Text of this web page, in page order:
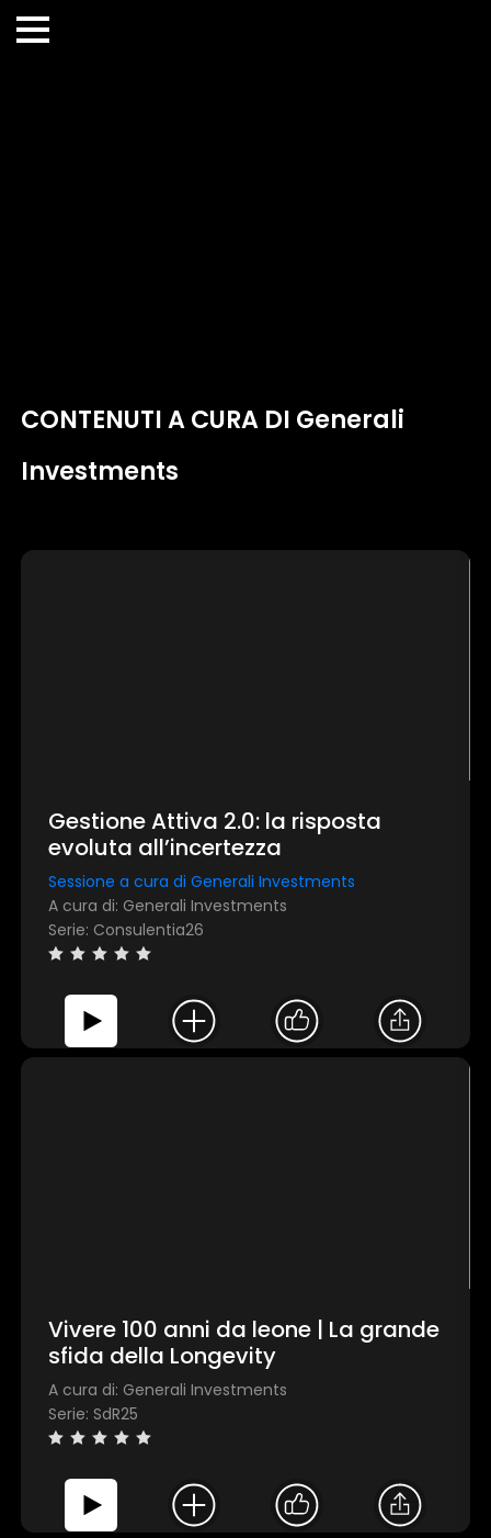
CONTENUTI A CURA DI Generali
Investments
Gestione Attiva 2.0: la risposta
evoluta all’incertezza
Sessione a cura di Generali Investments
A cura di: Generali Investments
Serie: Consulentia26
Vivere 100 anni da leone | La grande
sfida della Longevity
A cura di: Generali Investments
Serie: SdR25